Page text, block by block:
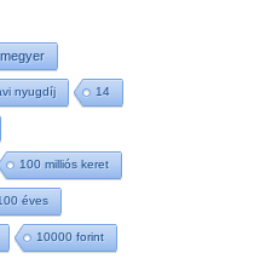
nyugdíj 14
100 milliós keret
éves
10000 forint